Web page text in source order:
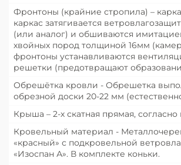
Фронтоны (крайние стропила) –
каркас затягивается
(или аналог) и обшиваются
хвойных пород толщиной 16мм
фронтоны устанавливаются
решетки (предотвращают
Обрешётка кровли - Обрешетка
обрезной доски 20-22 мм
Крыша – 2-х скатная прямая, согласно
Кровельный материал -
«красный» с подкровельной
«Изоспан А». В комплекте коньки.